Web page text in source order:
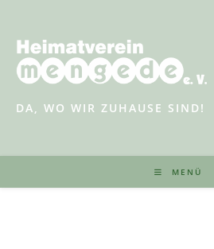
springen
DA, WO WIR ZUHAUSE SIND!
MENÜ